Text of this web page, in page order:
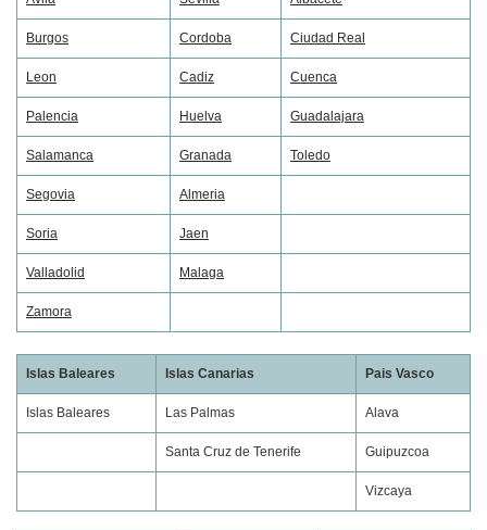
Burgos Cordoba Ciudad Real
Leon Cadiz Cuenca
Palencia Huelva Guadalajara
Salamanca Granada Toledo
Segovia Almeria
Soria Jaen
Valladolid Malaga
Zamora
Islas Baleares Islas Canarias Pais Vasco
Islas Baleares Las Palmas Alava
Santa Cruz de Tenerife Guipuzcoa
Vizcaya